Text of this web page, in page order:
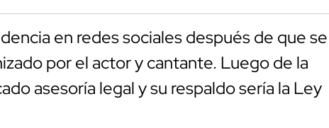
en redes sociales después de que se
por el actor y cantante. Luego de la
asesoría legal y su respaldo sería la Ley